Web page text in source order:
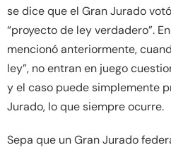
se dice que el Gran Jurado
“proyecto de ley verdadero”.
mencionó anteriormente,
ley”, no entran en juego
y el caso puede simplemente
Jurado, lo que siempre ocurre.
Sepa que un Gran Jurado